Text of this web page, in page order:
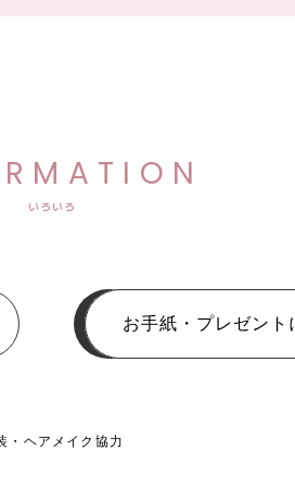
いろいろ
お手紙・プレゼント
・ヘアメイク協力